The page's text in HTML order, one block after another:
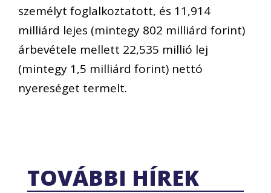
személyt foglalkoztatott, és 11,914
milliárd lejes (mintegy 802 milliárd forint)
árbevétele mellett 22,535 millió lej
(mintegy 1,5 milliárd forint) nettó
nyereséget termelt.
TOVÁBBI HÍREK